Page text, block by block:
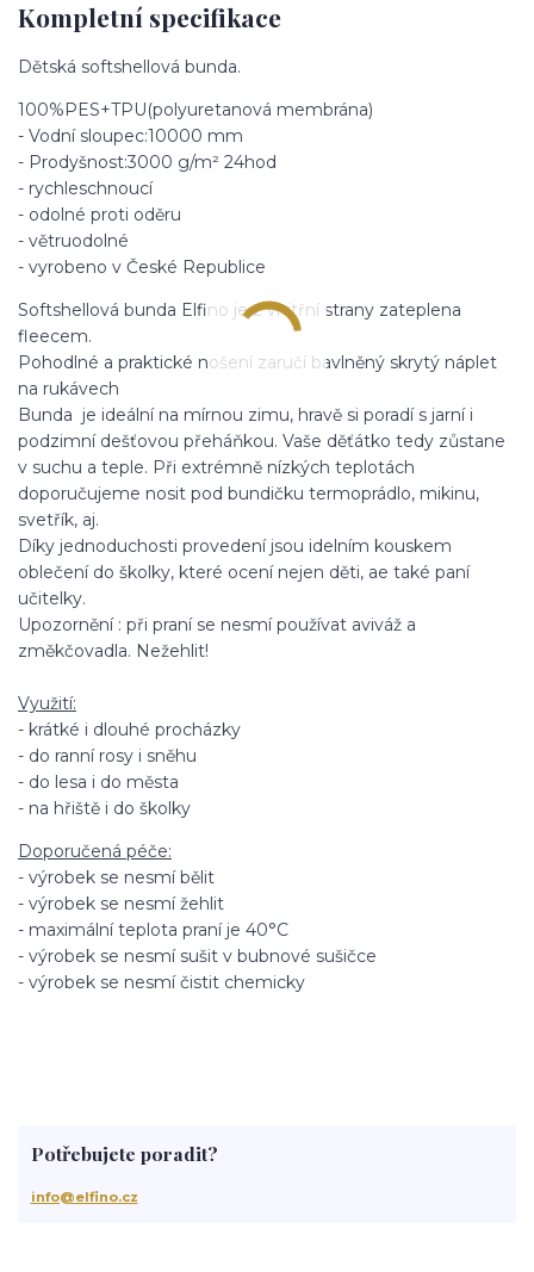
Kompletní specifikace
Dětská softshellová bunda.
100%PES+TPU(polyuretanová membrána)
- Vodní sloupec:10000 mm
- Prodyšnost:3000 g/m² 24hod
- rychleschnoucí
- odolné proti oděru
- větruodolné
- vyrobeno v České Republice
Softshellová bunda Elfino je z vnitřní strany zateplena
fleecem.
Pohodlné a praktické nošení zaručí bavlněný skrytý náplet
na rukávech
Bunda je ideální na mírnou zimu, hravě si poradí s jarní i
podzimní dešťovou přeháňkou. Vaše děťátko tedy zůstane
v suchu a teple. Při extrémně nízkých teplotách
doporučujeme nosit pod bundičku termoprádlo, mikinu,
svetřík, aj.
Díky jednoduchosti provedení jsou idelním kouskem
oblečení do školky, které ocení nejen děti, ae také paní
učitelky.
Upozornění : při praní se nesmí používat aviváž a
změkčovadla. Nežehlit!
Využití:
- krátké i dlouhé procházky
- do ranní rosy i sněhu
- do lesa i do města
- na hřiště i do školky
Doporučená péče:
- výrobek se nesmí bělit
- výrobek se nesmí žehlit
- maximální teplota praní je 40°C
- výrobek se nesmí sušit v bubnové sušičce
- výrobek se nesmí čistit chemicky
Potřebujete poradit?
info@elfino.cz